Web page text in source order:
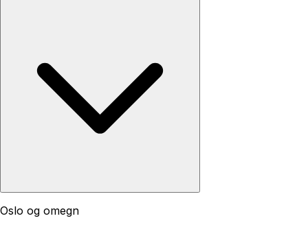
Oslo og omegn